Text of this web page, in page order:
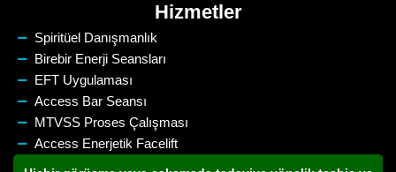
Hizmetler
Spiritüel Danışmanlık
Birebir Enerji Seansları
EFT Uygulaması
Access Bar Seansı
MTVSS Proses Çalışması
Access Enerjetik Facelift